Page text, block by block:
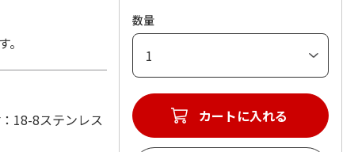
18-8ステンレス
数量
カートに入れる